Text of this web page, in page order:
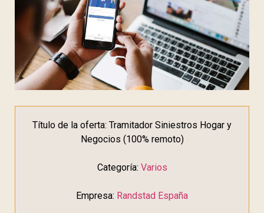
Título de la oferta: Tramitador Siniestros Hogar y
Negocios (100% remoto)
Categoría: Varios
Empresa: Randstad España